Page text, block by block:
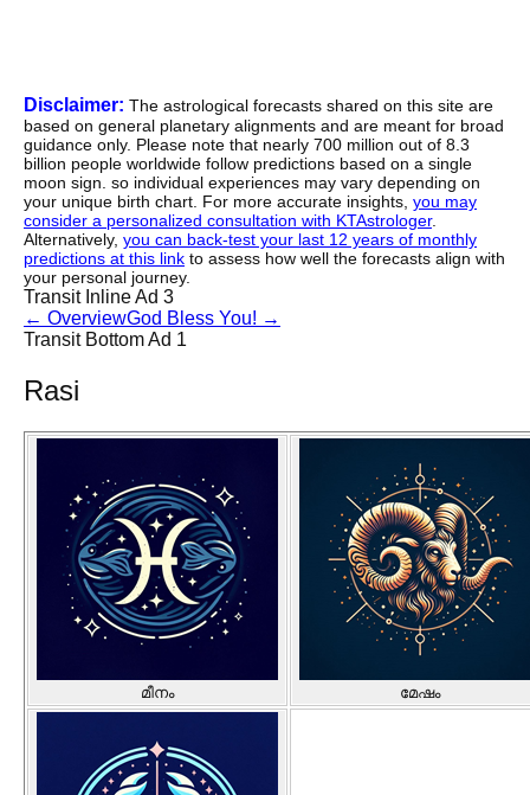
Disclaimer: The astrological forecasts shared on this site are
based on general planetary alignments and are meant for broad
guidance only. Please note that nearly 700 million out of 8.3
billion people worldwide follow predictions based on a single
moon sign. so individual experiences may vary depending on
your unique birth chart. For more accurate insights, you may
consider a personalized consultation with KTAstrologer.
Alternatively, you can back-test your last 12 years of monthly
predictions at this link to assess how well the forecasts align with
your personal journey.
Transit Inline Ad 3
← OverviewGod Bless You! →
Transit Bottom Ad 1
Rasi
മീനം മേഷം